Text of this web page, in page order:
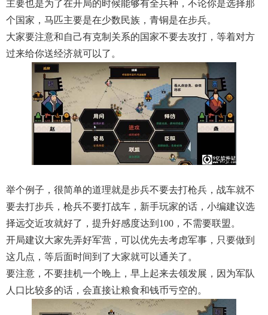
主要也是为了在开局的时候能够有全兵种，不论你是选择那
个国家，马匹主要是在少数民族，青铜是在步兵。
大家要注意和自己有克制关系的国家不要去攻打，等着对方
过来给你送经济就可以了。
举个例子，很简单的道理就是步兵不要去打枪兵，战车就不
要去打步兵，枪兵不要打战车，新手玩家的话，小编建议选
择远交近攻就好了，提升好感度达到100，不需要联盟。
开局建议大家先弄好军营，可以优先去考虑军事，只要做到
这几点，等后面时间到了大家就可以通关了。
要注意，不要挂机一个晚上，早上起来去领发展，因为军队
人口比较多的话，会直接让粮食和钱币亏空的。